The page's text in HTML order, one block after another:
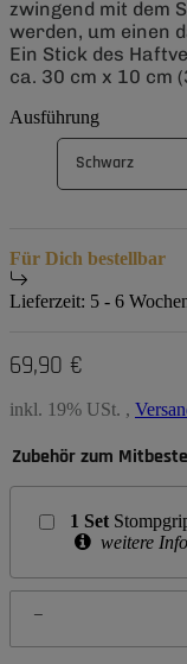
zwingend mit dem
werden, um einen
Ein Stick des
ca. 30 cm x 10 cm
Ausführung
Schwarz
Für Dich bestellbar
Lieferzeit: 5 - 6
69,90 €
inkl. 19% USt. ,
Zubehör zum
1 Set
weitere